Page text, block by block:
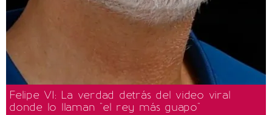
Felipe VI: La verdad detrás del video viral
donde lo llaman "el rey más guapo"